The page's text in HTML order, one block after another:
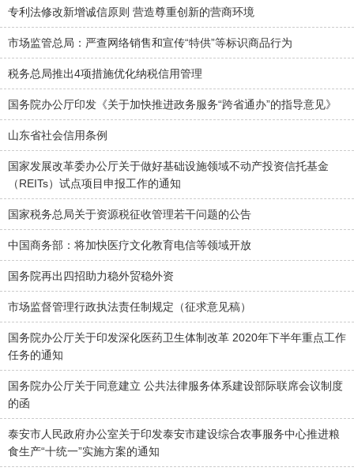
专利法修改新增诚信原则 营造尊重创新的营商环境
市场监管总局：严查网络销售和宣传“特供”等标识商品行为
税务总局推出4项措施优化纳税信用管理
国务院办公厅印发《关于加快推进政务服务“跨省通办”的指导意见》
山东省社会信用条例
国家发展改革委办公厅关于做好基础设施领域不动产投资信托基金
（REITs）试点项目申报工作的通知
国家税务总局关于资源税征收管理若干问题的公告
中国商务部：将加快医疗文化教育电信等领域开放
国务院再出四招助力稳外贸稳外资
市场监督管理行政执法责任制规定（征求意见稿）
国务院办公厅关于印发深化医药卫生体制改革 2020年下半年重点工作
任务的通知
国务院办公厅关于同意建立 公共法律服务体系建设部际联席会议制度
的函
泰安市人民政府办公室关于印发泰安市建设综合农事服务中心推进粮
食生产“十统一”实施方案的通知